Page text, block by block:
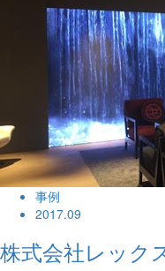
事例
2017.09
株式会社レック